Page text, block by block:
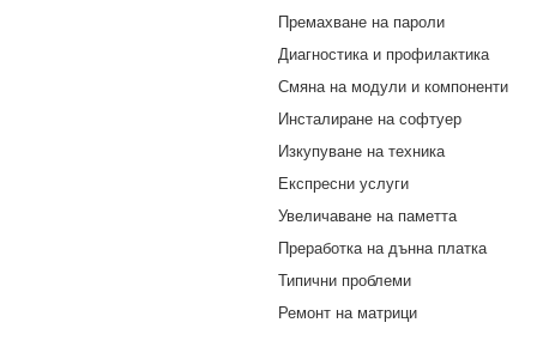
Премахване на пароли
Диагностика и профилактика
Смяна на модули и компоненти
Инсталиране на софтуер
Изкупуване на техника
Експресни услуги
Увеличаване на паметта
Преработка на дънна платка
Типични проблеми
Ремонт на матрици